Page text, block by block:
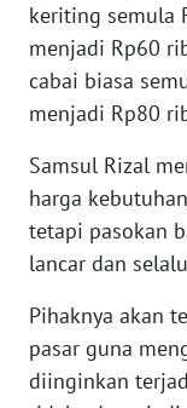
keriting semula
menjadi Rp60
cabai biasa
menjadi Rp80
Samsul Rizal
harga
tetapi pasokan
lancar dan
Pihaknya akan
pasar guna
diinginkan
WN
JABAR
BANTEN
WN
WN
KEPRI